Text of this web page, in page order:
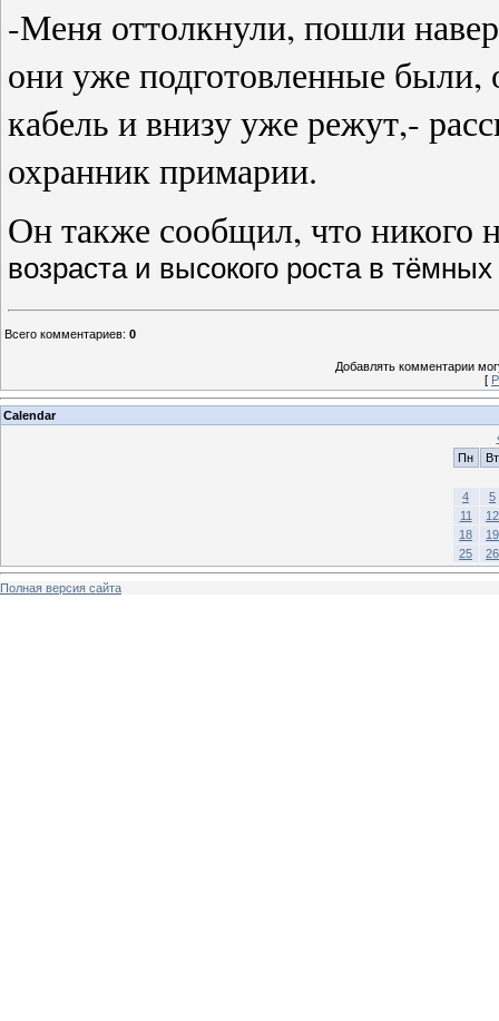
-Меня оттолкнули, пошли
они уже подготовленные
кабель и внизу уже режут,-
охранник примарии.
Он также сообщил, что никого
возраста и высокого роста в
Всего комментариев: 0
Добавлять комментарии
[
Calendar
Пн
Вт
4
5
11
12
18
19
25
26
Полная версия сайта